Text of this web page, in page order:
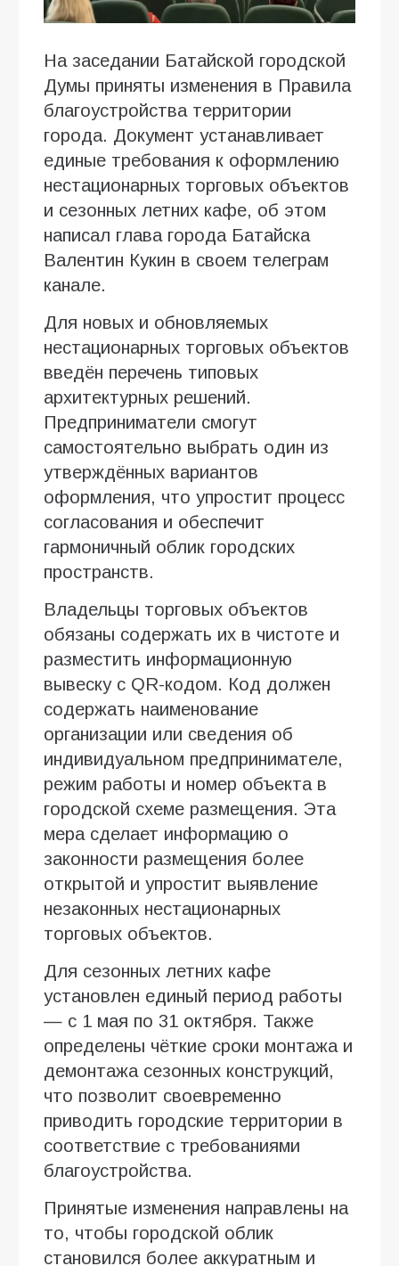
На заседании Батайской городской
Думы приняты изменения в Правила
благоустройства территории
города. Документ устанавливает
единые требования к оформлению
нестационарных торговых объектов
и сезонных летних кафе, об этом
написал глава города Батайска
Валентин Кукин в своем телеграм
канале.
Для новых и обновляемых
нестационарных торговых объектов
введён перечень типовых
архитектурных решений.
Предприниматели смогут
самостоятельно выбрать один из
утверждённых вариантов
оформления, что упростит процесс
согласования и обеспечит
гармоничный облик городских
пространств.
Владельцы торговых объектов
обязаны содержать их в чистоте и
разместить информационную
вывеску с QR-кодом. Код должен
содержать наименование
организации или сведения об
индивидуальном предпринимателе,
режим работы и номер объекта в
городской схеме размещения. Эта
мера сделает информацию о
законности размещения более
открытой и упростит выявление
незаконных нестационарных
торговых объектов.
Для сезонных летних кафе
установлен единый период работы
— с 1 мая по 31 октября. Также
определены чёткие сроки монтажа и
демонтажа сезонных конструкций,
что позволит своевременно
приводить городские территории в
соответствие с требованиями
благоустройства.
Принятые изменения направлены на
то, чтобы городской облик
становился более аккуратным и